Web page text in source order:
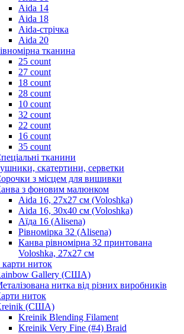
Aida 14
Aida 18
Aida-стрічка
Aida 20
тканина
25 count
27 count
18 count
28 count
10 count
32 count
22 count
16 count
35 count
тканини
скатертини, серветки
з місцем для вишивки
з фоновим малюнком
Aida 16, 27х27 см (Voloshka)
Aida 16, 30х40 см (Voloshka)
Аїда 16 (Alisena)
Рівномірка 32 (Alisena)
Канва рівномірна 32 принтована
Voloshka, 27х27 см
ниток
Gallery (США)
нитка від різних виробників
ниток
(США)
Kreinik Blending Filament
Kreinik Very Fine (#4) Braid